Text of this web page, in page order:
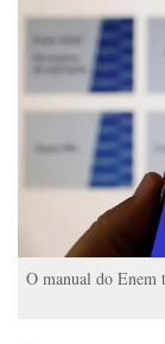
O manual do Enem